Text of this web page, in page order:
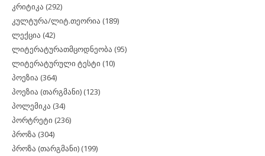
კრიტიკა (292)
კულტურა/ლიტ.თეორია (189)
ლექცია (42)
ლიტერატურათმცოდნეობა (95)
ლიტერატურული ტესტი (10)
პოეზია (364)
პოეზია (თარგმანი) (123)
პოლემიკა (34)
პორტრეტი (236)
პროზა (304)
პროზა (თარგმანი) (199)